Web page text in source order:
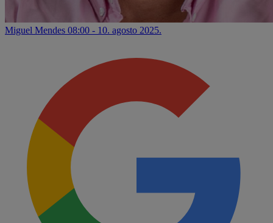
Miguel Mendes 08:00 - 10. agosto 2025.